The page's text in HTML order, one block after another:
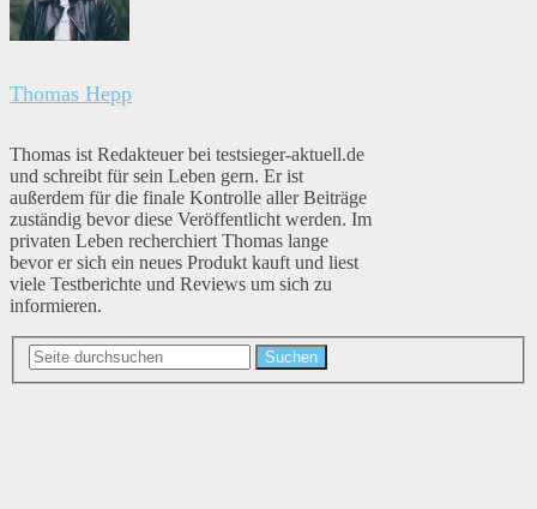
Thomas Hepp
Thomas ist Redakteuer bei testsieger-aktuell.de
und schreibt für sein Leben gern. Er ist
außerdem für die finale Kontrolle aller Beiträge
zuständig bevor diese Veröffentlicht werden. Im
privaten Leben recherchiert Thomas lange
bevor er sich ein neues Produkt kauft und liest
viele Testberichte und Reviews um sich zu
informieren.
Suchen